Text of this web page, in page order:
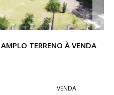
TERRENO À VENDA
VENDA